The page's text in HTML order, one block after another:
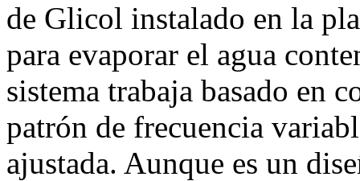
de Glicol instalado en la
para evaporar el agua
sistema trabaja basado en
patrón de frecuencia
ajustada. Aunque es un